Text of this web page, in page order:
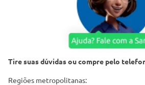
Tire suas dúvidas ou compre pelo
Regiões metropolitanas: